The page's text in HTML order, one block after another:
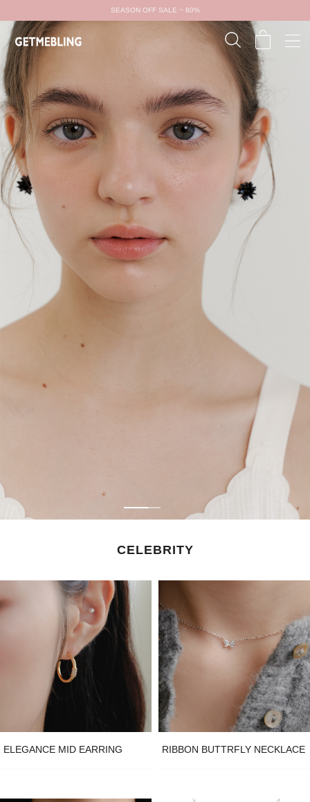
SEASON OFF SALE ~ 80%
CELEBRITY
ELEGANCE MID EARRING RIBBON BUTTRFLY NECKLACE